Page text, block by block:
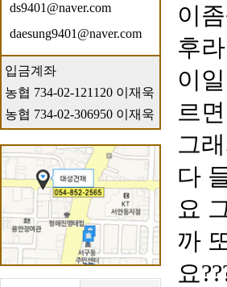
ds9401@naver.com
daesung9401@naver.com
입금계좌
농협 734-02-121120 이재욱
농협 734-02-306950 이재욱
이
후
이
르
그
다
요
까